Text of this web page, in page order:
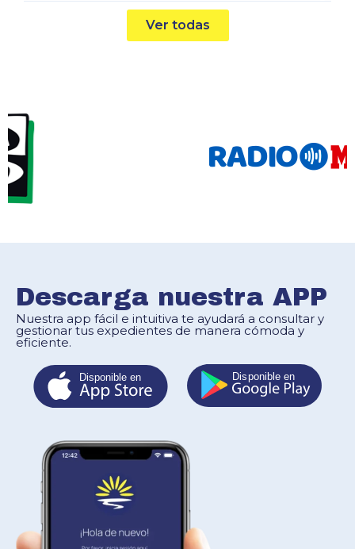
Ver todas
Descarga nuestra APP
Nuestra app fácil e intuitiva te ayudará a consultar y
gestionar tus expedientes de manera cómoda y
eficiente.